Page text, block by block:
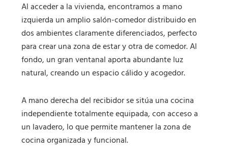
Al acceder a la vivienda, encontramos a mano
izquierda un amplio salón-comedor distribuido en
dos ambientes claramente diferenciados, perfecto
para crear una zona de estar y otra de comedor. Al
fondo, un gran ventanal aporta abundante luz
natural, creando un espacio cálido y acogedor.
A mano derecha del recibidor se sitúa una cocina
independiente totalmente equipada, con acceso a
un lavadero, lo que permite mantener la zona de
cocina organizada y funcional.